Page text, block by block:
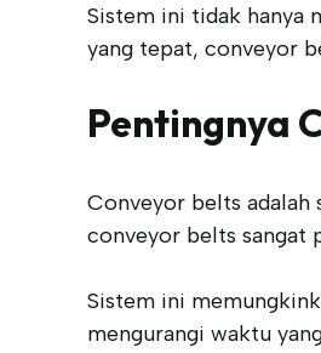
Sistem ini tidak hanya
yang tepat, conveyor
Pentingnya
Conveyor belts adalah
conveyor belts sangat
Sistem ini
mengurangi waktu